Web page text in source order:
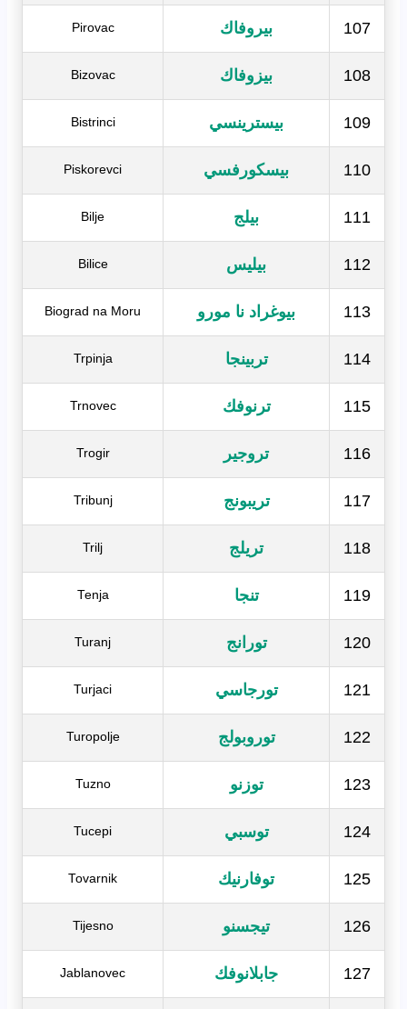
107 بيروفاك Pirovac
108 بيزوفاك Bizovac
109 بيسترينسي Bistrinci
110 بيسكورفسي Piskorevci
111 بيلج Bilje
112 بيليس Bilice
113 بيوغراد نا مورو Biograd na Moru
114 تربينجا Trpinja
115 ترنوفك Trnovec
116 تروجير Trogir
117 تريبونج Tribunj
118 تريلج Trilj
119 تنجا Tenja
120 تورانج Turanj
121 تورجاسي Turjaci
122 توروبولج Turopolje
123 توزنو Tuzno
124 توسبي Tucepi
125 توفارنيك Tovarnik
126 تيجسنو Tijesno
127 جابلانوفك Jablanovec